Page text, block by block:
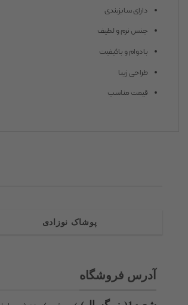
دارای سایزبندی
جنس نرم و لطیف
بادوام و باکیفیت
طراحی زیبا
قیمت مناسب
پوشاک نوزادی
آدرس فروشگاه